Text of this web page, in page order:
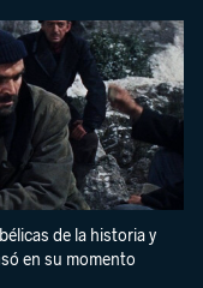
de la historia y
en su momento